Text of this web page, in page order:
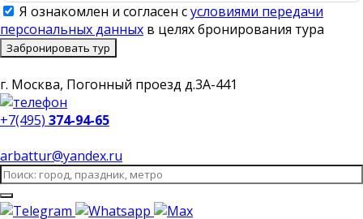
Я ознакомлен и согласен сусловиями передачи
персональных данных в целях бронирования тура
Забронировать тур
г. Москва, Погонный проезд д.3А-441
+7(495) 374-94-65
arbattur@yandex.ru